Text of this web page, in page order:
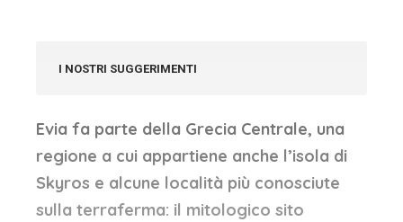
I NOSTRI SUGGERIMENTI
Evia fa parte della Grecia Centrale, una
regione a cui appartiene anche l’isola di
Skyros e alcune località più conosciute
sulla terraferma: il mitologico sito